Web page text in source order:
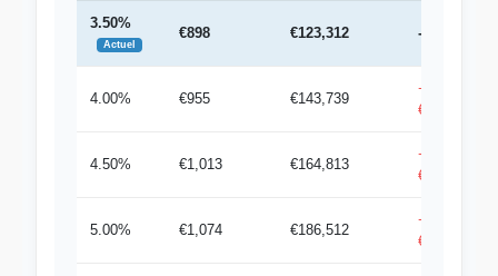
3.50%
Actuel
€898 €123,312 -
4.00% €955 €143,739
+
€57/Monat
4.50% €1,013 €164,813
+
€115/Monat
5.00% €1,074 €186,512
+
€176/Monat